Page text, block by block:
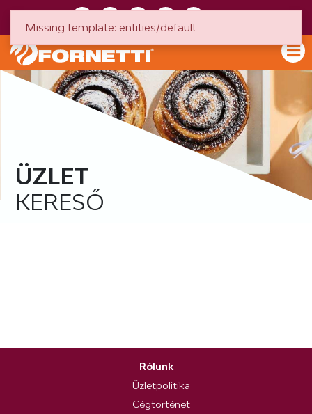
ÜZLET
KERESŐ
Rólunk
Üzletpolitika
Cégtörténet
Missing template: entities/default